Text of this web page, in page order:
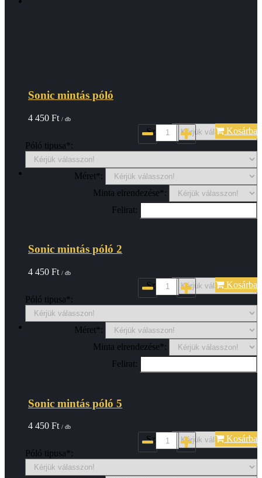
Sonic mintás póló
4 450 Ft / db
Szin*:
Póló tipusa*:
Méret*:
Minta elrendezése*:
Felirat:
Kosárba
Sonic mintás póló 2
4 450 Ft / db
Szin*:
Póló tipusa*:
Méret*:
Minta elrendezése*:
Felirat:
Kosárba
Sonic mintás póló 5
4 450 Ft / db
Szin*:
Póló tipusa*:
Kosárba